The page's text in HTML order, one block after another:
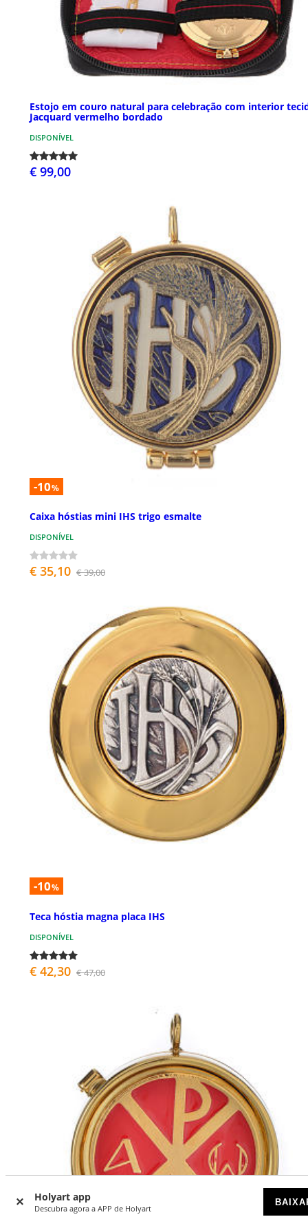
Holyart app
Descubra agora a APP de Holyart
Estojo em couro natural para celebração com interior
Jacquard vermelho bordado
DISPONÍVEL
€ 99,00
-10%
Caixa hóstias mini IHS trigo esmalte
DISPONÍVEL
€ 35,10 € 39,00
-10%
Teca hóstia magna placa IHS
DISPONÍVEL
€ 42,30 € 47,00